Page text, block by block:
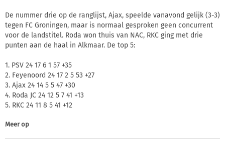
De nummer drie op de ranglijst, Ajax, speelde vanavond gelijk (3-3)
tegen FC Groningen, maar is normaal gesproken geen concurrent
voor de landstitel. Roda won thuis van NAC, RKC ging met drie
punten aan de haal in Alkmaar. De top 5:
1. PSV 24 17 6 1 57 +35
2. Feyenoord 24 17 2 5 53 +27
3. Ajax 24 14 5 5 47 +30
4. Roda JC 24 12 5 7 41 +13
5. RKC 24 11 8 5 41 +12
Meer op